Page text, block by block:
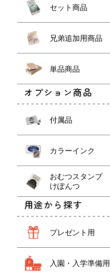
セット商品
兄弟追加用商品
単品商品
オプション商品
付属品
カラーインク
おむつスタンプ
けぽんつ
用途から探す
プレゼント用
入園・入学準備用